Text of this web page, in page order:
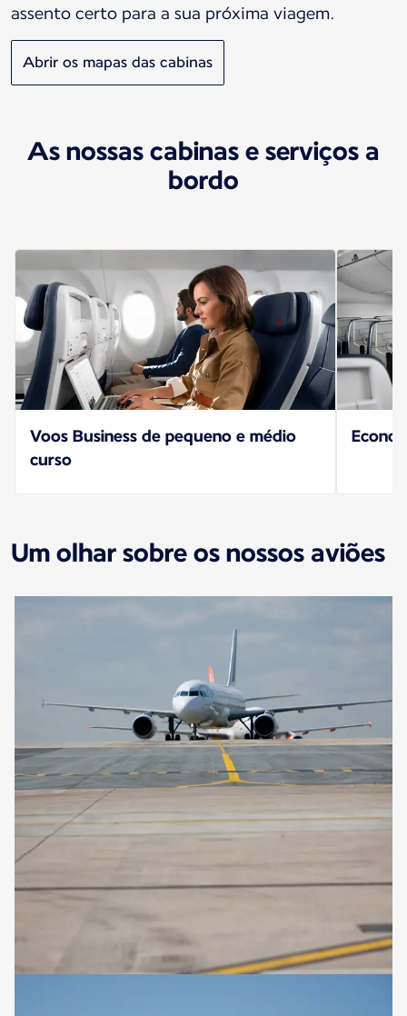
assento certo para a sua próxima viagem.
Abrir os mapas das cabinas
As nossas cabinas e serviços a
bordo
Voos Business de pequeno e médio
curso
Um olhar sobre os nossos aviões